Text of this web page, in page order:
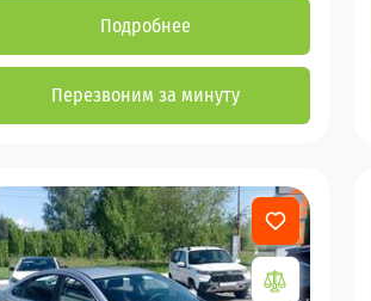
Подробнее
Перезвоним за минуту